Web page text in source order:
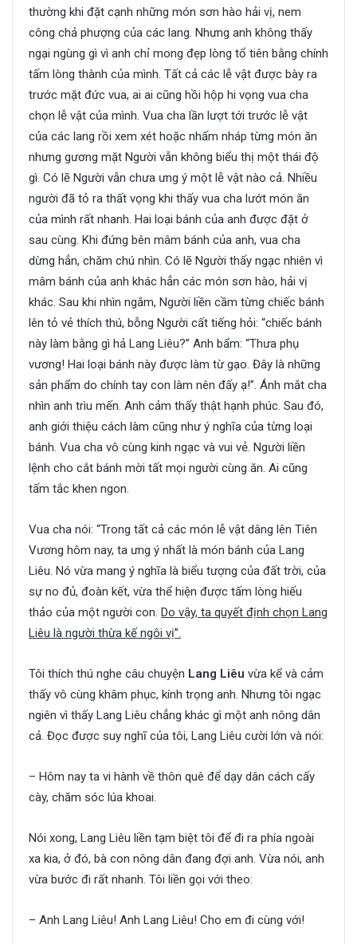
thường khi đặt cạnh những món sơn hào hải vị, nem
công chả phượng của các lang. Nhưng anh không thấy
ngại ngùng gì vì anh chỉ mong đẹp lòng tổ tiên bằng chính
tấm lòng thành của mình. Tất cả các lễ vật được bày ra
trước mặt đức vua, ai ai cũng hồi hộp hi vọng vua cha
chọn lễ vật của mình. Vua cha lần lượt tới trước lễ vật
của các lang rồi xem xét hoặc nhấm nháp từng món ăn
nhưng gương mặt Người vẫn không biểu thị một thái độ
gì. Có lẽ Người vẫn chưa ưng ý một lễ vật nào cả. Nhiều
người đã tỏ ra thất vọng khi thấy vua cha lướt món ăn
của mình rất nhanh. Hai loại bánh của anh được đặt ở
sau cùng. Khi đứng bên mâm bánh của anh, vua cha
dừng hẳn, chăm chú nhìn. Có lẽ Người thấy ngạc nhiên vì
mâm bánh của anh khác hẳn các món sơn hào, hải vị
khác. Sau khi nhìn ngắm, Người liền cầm từng chiếc bánh
lên tỏ vẻ thích thú, bỗng Người cất tiếng hỏi: “chiếc bánh
này làm bằng gì hả Lang Liêu?” Anh bẩm: “Thưa phụ
vương! Hai loại bánh này được làm từ gạo. Đây là những
sản phẩm do chính tay con làm nên đấy ạ!”. Ánh mắt cha
nhìn anh trìu mến. Anh cảm thấy thật hạnh phúc. Sau đó,
anh giới thiệu cách làm cũng như ý nghĩa của từng loại
bánh. Vua cha vô cùng kinh ngạc và vui vẻ. Người liền
lệnh cho cắt bánh mời tất mọi người cùng ăn. Ai cũng
tấm tắc khen ngon.
Vua cha nói: “Trong tất cả các món lễ vật dâng lên Tiên
Vương hôm nay, ta ưng ý nhất là món bánh của Lang
Liêu. Nó vừa mang ý nghĩa là biểu tượng của đất trời, của
sự no đủ, đoàn kết, vừa thể hiện được tấm lòng hiếu
thảo của một người con. Do vậy, ta quyết định chọn Lang
Liêu là người thừa kế ngôi vị”.
Tôi thích thú nghe câu chuyện Lang Liêu vừa kể và cảm
thấy vô cùng khâm phục, kính trọng anh. Nhưng tôi ngạc
ngiên vì thấy Lang Liêu chẳng khác gì một anh nông dân
cả. Đọc được suy nghĩ của tôi, Lang Liêu cười lớn và nói:
– Hôm nay ta vi hành về thôn quê để dạy dân cách cấy
cày, chăm sóc lúa khoai.
Nói xong, Lang Liêu liền tạm biệt tôi để đi ra phía ngoài
xa kia, ở đó, bà con nông dân đang đợi anh. Vừa nói, anh
vừa bước đi rất nhanh. Tôi liền gọi với theo:
– Anh Lang Liêu! Anh Lang Liêu! Cho em đi cùng với!